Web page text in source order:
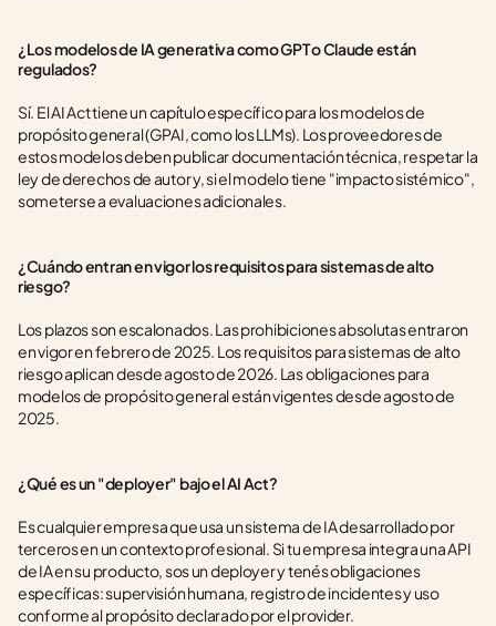
¿Los modelos de IA generativa como GPT o Claude están
regulados?
Sí. El AI Act tiene un capítulo específico para los modelos de
propósito general (GPAI, como los LLMs). Los proveedores de
estos modelos deben publicar documentación técnica, respetar la
ley de derechos de autor y, si el modelo tiene "impacto sistémico",
someterse a evaluaciones adicionales.
¿Cuándo entran en vigor los requisitos para sistemas de alto
riesgo?
Los plazos son escalonados. Las prohibiciones absolutas entraron
en vigor en febrero de 2025. Los requisitos para sistemas de alto
riesgo aplican desde agosto de 2026. Las obligaciones para
modelos de propósito general están vigentes desde agosto de
2025.
¿Qué es un "deployer" bajo el AI Act?
Es cualquier empresa que usa un sistema de IA desarrollado por
terceros en un contexto profesional. Si tu empresa integra una API
de IA en su producto, sos un deployer y tenés obligaciones
específicas: supervisión humana, registro de incidentes y uso
conforme al propósito declarado por el provider.